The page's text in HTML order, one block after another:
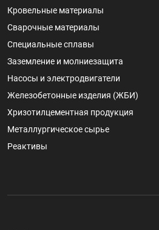
Кровельные материалы
Сварочные материалы
Специальные сплавы
Заземление и молниезащита
Насосы и электродвигатели
Железобетонные изделия (ЖБИ)
Хризотилцементная продукция
Металлургическое сырье
Реактивы